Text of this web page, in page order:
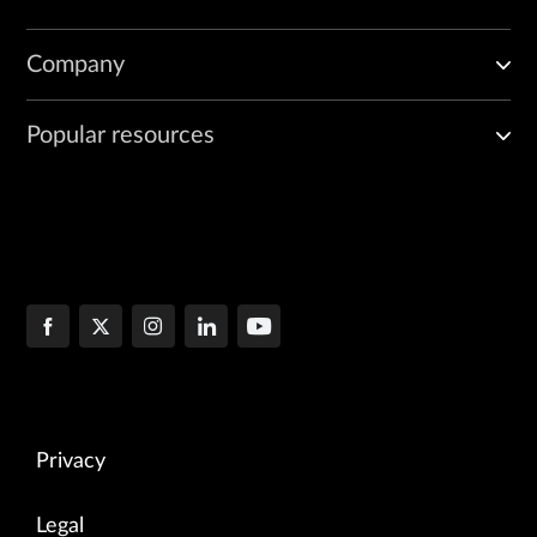
Company
Popular resources
Privacy
Legal